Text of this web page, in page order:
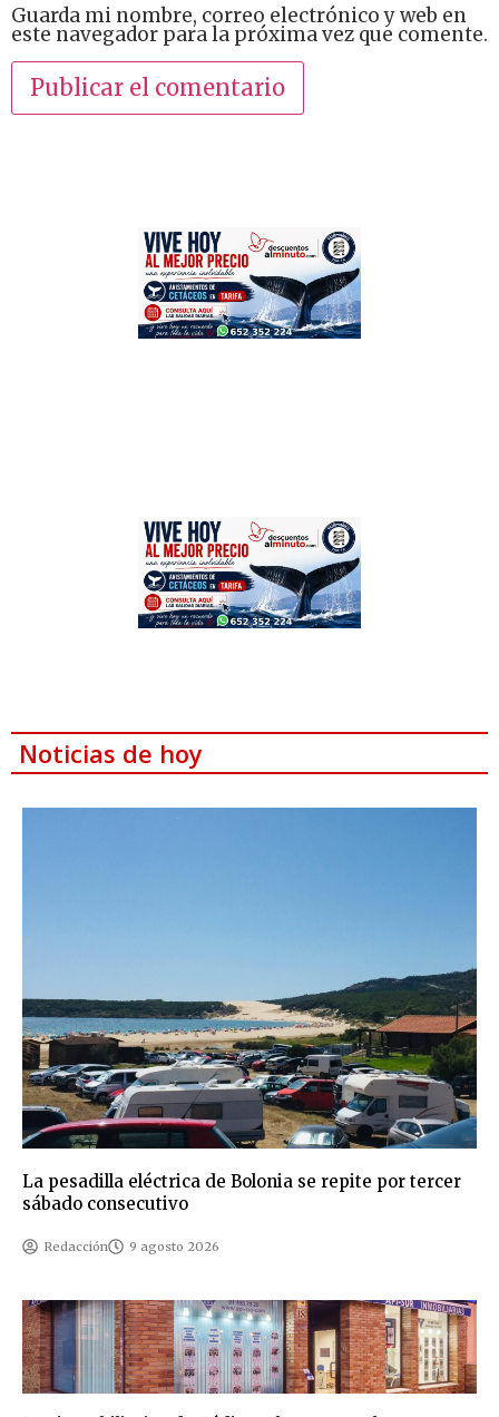
Guarda mi nombre, correo electrónico y web en
este navegador para la próxima vez que comente.
Noticias de hoy
La pesadilla eléctrica de Bolonia se repite por tercer
sábado consecutivo
Redacción 9 agosto 2026